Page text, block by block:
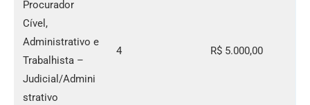
Procurador
Cível,
Administrativo e
Trabalhista –
Judicial/Admini
strativo
4 R$ 5.000,00